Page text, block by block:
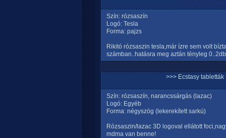
Szín: rózsaszín
Logó: Tesla
Forma: pajzs
Rikitó rózsaszin tesla,már ízre sem volt
számban..hatásra meg aztán tényleg
>>> Ecstasy tabletták
Szín: rózsaszín, narancssárgás (lazac)
Logó: Egyéb
Forma: négyszög (lekerekített sarkú)
Rózsaszin/lazac 3D logoval ellátott
mdma van benne!